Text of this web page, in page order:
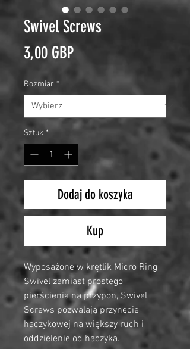
Swivel Screws
3,00 GBPCena
Rozmiar *
Sztuk *
Dodaj do koszyka
Kup
Wyposażone w krętlik Micro Ring
Swivel zamiast prostego
pierścienia na przypon, Swivel
Screws pozwalają przynęcie
haczykowej na większy ruch i
oddzielenie od haczyka.